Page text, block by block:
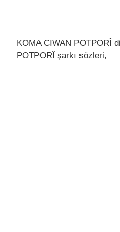
KOMA CIWAN POTPORÎ
POTPORÎ şarkı sözleri,